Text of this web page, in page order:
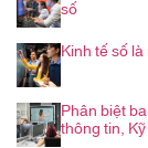
số
Kinh tế số
Phân biệt
thông tin,